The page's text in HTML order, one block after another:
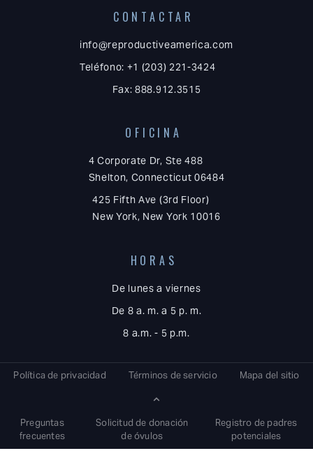
CONTACTAR
info@reproductiveamerica.com
Teléfono: +1 (203) 221-3424
Fax: 888.912.3515
OFICINA
4 Corporate Dr, Ste 488
Shelton, Connecticut 06484
425 Fifth Ave (3rd Floor)
New York, New York 10016
HORAS
De lunes a viernes
De 8 a. m. a 5 p. m.
8 a.m. - 5 p.m.
Política de privacidad Términos de servicio Mapa del sitio
Preguntas
frecuentes
Solicitud de donación
de óvulos
Registro de padres
potenciales